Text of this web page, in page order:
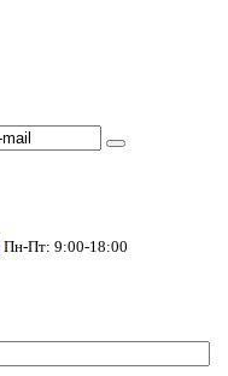
Пн-Пт: 9:00-18:00